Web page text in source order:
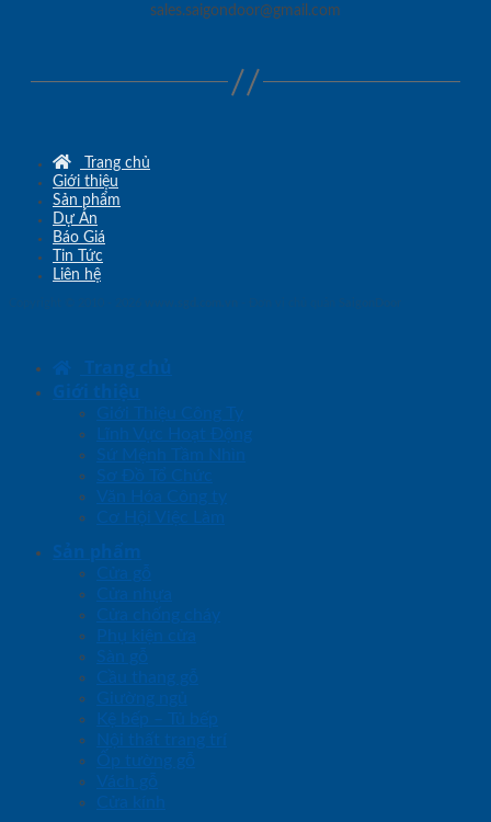
sales.saigondoor@gmail.com
Trang chủ
Giới thiệu
Sản phẩm
Dự Án
Báo Giá
Tin Tức
Liên hệ
Trang chủ
Giới thiệu
Giới Thiệu Công Ty
Lĩnh Vực Hoạt Động
Sứ Mệnh Tầm Nhìn
Sơ Đồ Tổ Chức
Văn Hóa Công ty
Cơ Hội Việc Làm
Sản phẩm
Cửa gỗ
Cửa nhựa
Cửa chống cháy
Phụ kiện cửa
Sàn gỗ
Cầu thang gỗ
Giường ngủ
Kệ bếp – Tủ bếp
Nội thất trang trí
Ốp tường gỗ
Vách gỗ
Cửa kính